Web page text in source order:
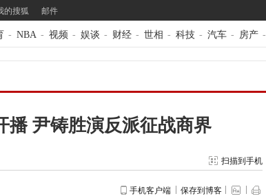
的搜狐 邮件
- NBA - 视频 - 娱谈 - 财经 - 世相 - 科技 - 汽车 - 房产 -
播 尹铸胜演反派征战商界
扫描到手机
手机客户端 保存到博客